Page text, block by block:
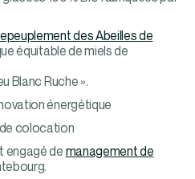
des Abeilles de
équitable de miels de
Blanc Ruche ».
énergétique
colocation
engagé de management de